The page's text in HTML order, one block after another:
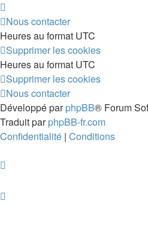
Nous contacter
Heures au format UTC
Supprimer les cookies
Heures au format UTC
Supprimer les cookies
Nous contacter
Développé parphpBB® Forum
Traduit parphpBB-fr.com
Confidentialité | Conditions